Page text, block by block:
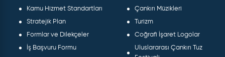
Kamu Hizmet Standartları
Stratejik Plan
Formlar ve Dilekçeler
İş Başvuru Formu
Çankırı Müzikleri
Turizm
Coğrafi İşaret Logolar
Uluslararası Çankırı Tuz